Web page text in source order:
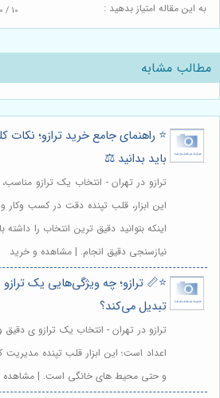
به این مقاله امتیاز بدهید : / 10
مطالب مشابه
⭐️ راهنمای جامع خرید ترازو؛ نکات
باید بدانید ⚖️
ترازو در تهران - انتخاب یک ترازو
این ابزار، قلب تپنده دقت در کسب
اینکه بتوانید دقیق ترین انتخاب را
نیازسنجی دقیق انجام. | مشاهده و خرید
⭐️📏 ترازو؛ چه ویژگی‌هایی یک
تبدیل می‌کند؟
ترازو در تهران - انتخاب یک ترازو ی دقیق
اعداد است؛ این ابزار قلب تپنده مدیریت
و حتی محیط های خانگی است. | مشاهده